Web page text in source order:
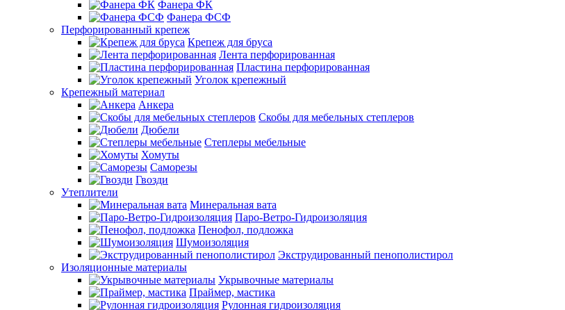
Фанера ФК
Фанера ФСФ
Перфорированный крепеж
Крепеж для бруса
Лента перфорированная
Пластина перфорированная
Уголок крепежный
Крепежный материал
Анкера
Скобы для мебельных степлеров
Дюбели
Степлеры мебельные
Хомуты
Саморезы
Гвозди
Утеплители
Минеральная вата
Паро-Ветро-Гидроизоляция
Пенофол, подложка
Шумоизоляция
Экструдированный пенополистирол
Изоляционные материалы
Укрывочные материалы
Праймер, мастика
Рулонная гидроизоляция